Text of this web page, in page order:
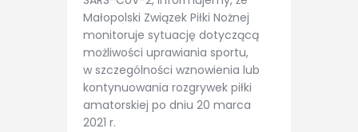
Małopolski Związek Piłki Nożnej
monitoruje sytuację dotyczącą
możliwości uprawiania sportu,
w szczególności wznowienia lub
kontynuowania rozgrywek piłki
amatorskiej po dniu 20 marca
2021 r.